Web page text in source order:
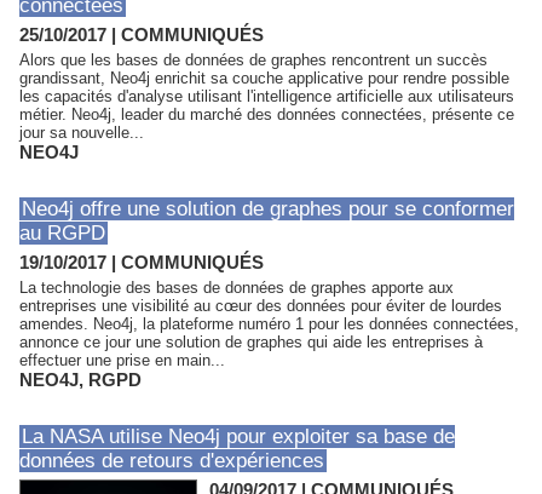
connectées
25/10/2017 | COMMUNIQUÉS
Alors que les bases de données de graphes rencontrent un succès
grandissant, Neo4j enrichit sa couche applicative pour rendre possible
les capacités d'analyse utilisant l'intelligence artificielle aux utilisateurs
métier. Neo4j, leader du marché des données connectées, présente ce
jour sa nouvelle...
NEO4J
Neo4j offre une solution de graphes pour se conformer
au RGPD
19/10/2017 | COMMUNIQUÉS
La technologie des bases de données de graphes apporte aux
entreprises une visibilité au cœur des données pour éviter de lourdes
amendes. Neo4j, la plateforme numéro 1 pour les données connectées,
annonce ce jour une solution de graphes qui aide les entreprises à
effectuer une prise en main...
NEO4J, RGPD
La NASA utilise Neo4j pour exploiter sa base de
données de retours d'expériences
04/09/2017 | COMMUNIQUÉS